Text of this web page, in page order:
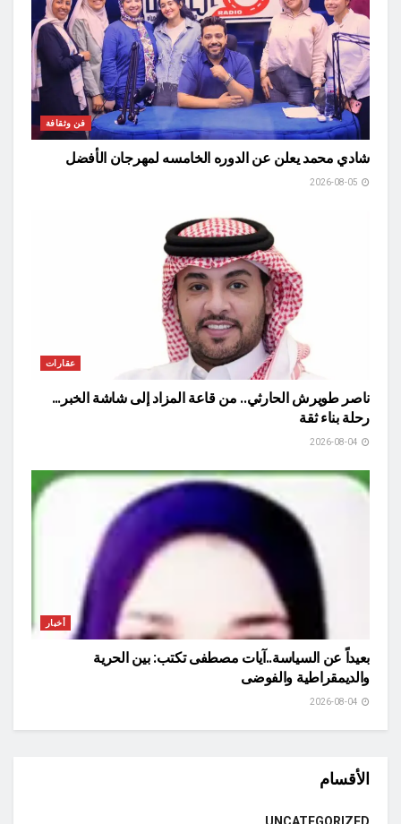
فن وثقافة
شادي محمد يعلن عن الدوره الخامسه لمهرجان الأفضل
عقارات
ناصر طويرش الحارثي.. من قاعة المزاد إلى شاشة الخبر…
رحلة بناء ثقة
أخبار
بعيداً عن السياسة..آيات مصطفى تكتب: بين الحرية
والديمقراطية والفوضى
الأقسام
UNCATEGORIZED